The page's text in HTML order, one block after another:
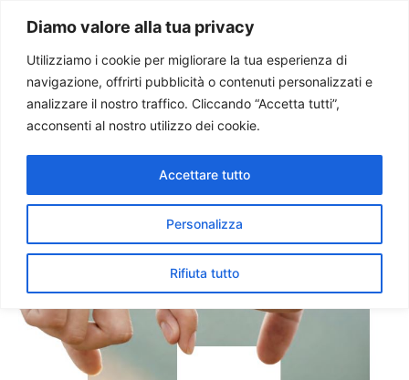
Diamo valore alla tua privacy
Utilizziamo i cookie per migliorare la tua esperienza di
navigazione, offrirti pubblicità o contenuti personalizzati e
analizzare il nostro traffico. Cliccando “Accetta tutti”,
acconsenti al nostro utilizzo dei cookie.
Personalizza
Rifiuta tutto
Accettare tutto
Paolo Ondarza
I giovani e l’amore